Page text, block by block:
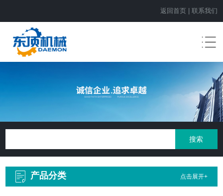
返回首页| 联系我们
产品分类 点击展开+